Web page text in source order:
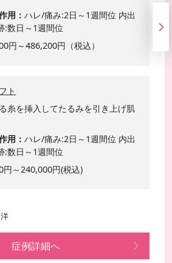
用
ハレ/痛み:2日～1週間位 内出
:数日～1週間位
円～486,200円（税込）
ト
糸を挿入してたるみを引き上げ肌
用
ハレ/痛み:2日～1週間位 内出
:数日～1週間位
円～240,000円(税込)
症例詳細へ